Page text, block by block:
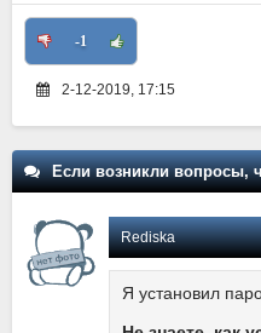
-1
2-12-2019, 17:15
Если возникли вопросы,
Rediska
Я установил